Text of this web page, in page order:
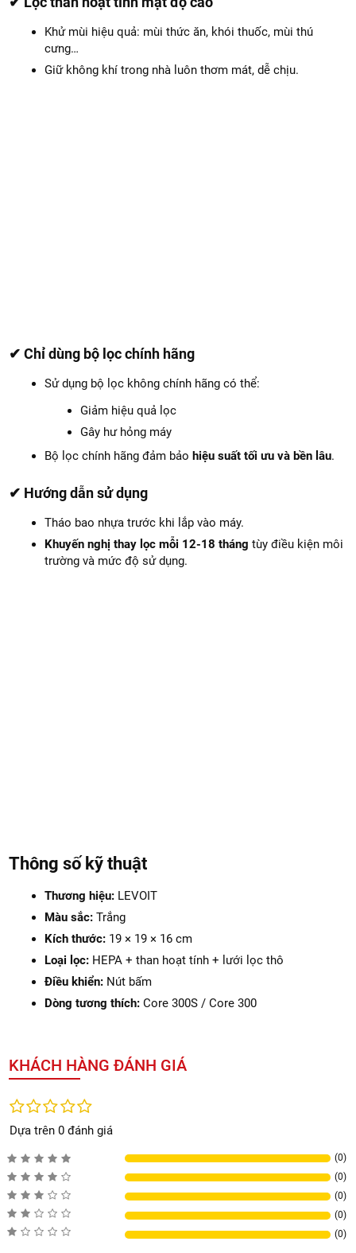
Khử mùi hiệu quả: mùi thức ăn, khói thuốc, mùi thú
cưng…
Giữ không khí trong nhà luôn thơm mát, dễ chịu.
✔ Chỉ dùng bộ lọc chính hãng
Sử dụng bộ lọc không chính hãng có thể:
Giảm hiệu quả lọc
Gây hư hỏng máy
Bộ lọc chính hãng đảm bảohiệu suất tối ưu và bền lâu.
✔ Hướng dẫn sử dụng
Tháo bao nhựa trước khi lắp vào máy.
Khuyến nghị thay lọc mỗi 12-18 tháng tùy điều kiện môi
trường và mức độ sử dụng.
Thông số kỹ thuật
Thương hiệu: LEVOIT
Màu sắc: Trắng
Kích thước: 19 × 19 × 16 cm
Loại lọc: HEPA + than hoạt tính + lưới lọc thô
Điều khiển: Nút bấm
Dòng tương thích: Core 300S / Core 300
KHÁCH HÀNG ĐÁNH GIÁ
Dựa trên 0 đánh giá
(0)
(0)
(0)
(0)
(0)